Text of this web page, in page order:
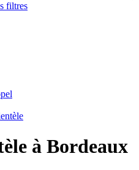
filtres
à Bordeaux